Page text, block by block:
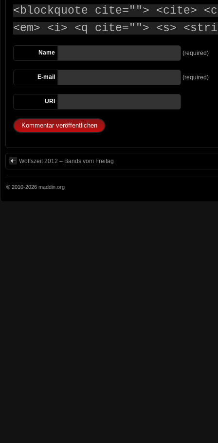
<blockquote cite=""> <cite>
<em> <i> <q cite=""> <s>
Name (required)
E-mail (required)
URI
Wolfszeit 2012 – Bands vom Freitag
© 2010-2026 maddin.org